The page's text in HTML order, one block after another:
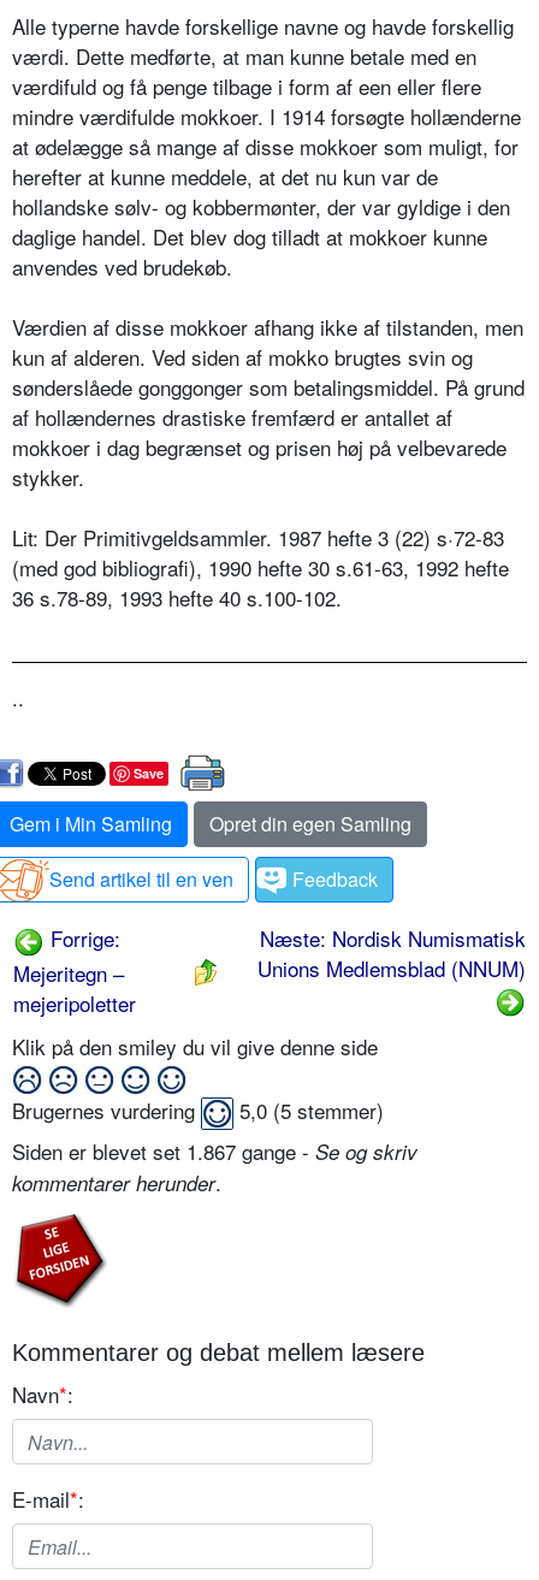
Alle typerne havde forskellige navne og havde forskellig
værdi. Dette medførte, at man kunne betale med en
værdifuld og få penge tilbage i form af een eller flere
mindre værdifulde mokkoer. I 1914 forsøgte hollænderne
at ødelægge så mange af disse mokkoer som muligt, for
herefter at kunne meddele, at det nu kun var de
hollandske sølv- og kobbermønter, der var gyldige i den
daglige handel. Det blev dog tilladt at mokkoer kunne
anvendes ved brudekøb.
Værdien af disse mokkoer afhang ikke af tilstanden, men
kun af alderen. Ved siden af mokko brugtes svin og
sønderslåede gonggonger som betalingsmiddel. På grund
af hollændernes drastiske fremfærd er antallet af
mokkoer i dag begrænset og prisen høj på velbevarede
stykker.
Lit: Der Primitivgeldsammler. 1987 hefte 3 (22) s·72-83
(med god bibliografi), 1990 hefte 30 s.61-63, 1992 hefte
36 s.78-89, 1993 hefte 40 s.100-102.
..
Save
Gem i Min Samling
Opret din egen Samling
Send artikel til en ven
Feedback
Forrige:
Mejeritegn –
mejeripoletter
Næste: Nordisk Numismatisk
Unions Medlemsblad (NNUM)
Klik på den smiley du vil give denne side
Brugernes vurdering 5,0 (5 stemmer)
Siden er blevet set 1.867 gange - Se og skriv
kommentarer herunder.
Kommentarer og debat mellem læsere
Navn*:
E-mail*: